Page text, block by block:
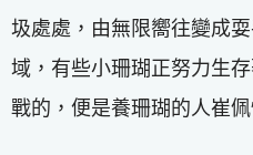
圾處處，由無限嚮往變成
域，有些小珊瑚正努力生
戰的，便是養珊瑚的人崔佩